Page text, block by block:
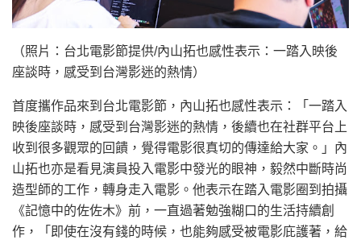
（照片：台北電影節提供/內山拓也感性表示：一踏入映後
座談時，感受到台灣影迷的熱情）
首度攜作品來到台北電影節，內山拓也感性表示：「一踏入
映後座談時，感受到台灣影迷的熱情，後續也在社群平台上
收到很多觀眾的回饋，覺得電影很真切的傳達給大家。」內
山拓也亦是看見演員投入電影中發光的眼神，毅然中斷時尚
造型師的工作，轉身走入電影。他表示在踏入電影圈到拍攝
《記憶中的佐佐木》前，一直過著勉強糊口的生活持續創
作，「即使在沒有錢的時候，也能夠感受被電影庇護著，給